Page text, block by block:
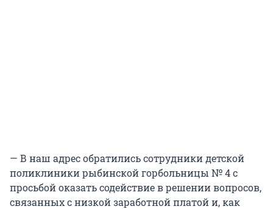
— В наш адрес обратились сотрудники детской
поликлиники рыбинской горбольницы № 4 с
просьбой оказать содействие в решении вопросов,
связанных с низкой заработной платой и, как